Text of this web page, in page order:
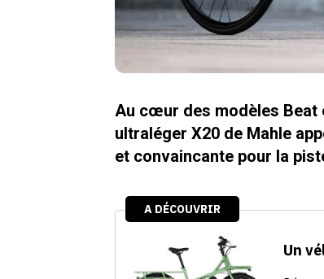
Au cœur des modèles Beat
ultraléger X20 de Mahle
et convaincante pour la